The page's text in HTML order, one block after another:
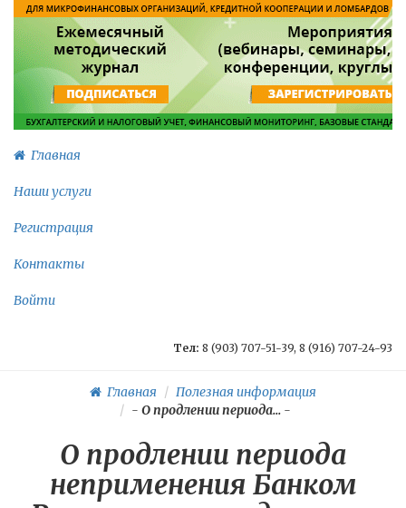
Главная
Наши услуги
Регистрация
Контакты
Войти
Тел: 8 (903) 707-51-39, 8 (916) 707-24-93
Главная
Полезная информация
- О продлении периода... -
О продлении периода
неприменения Банком